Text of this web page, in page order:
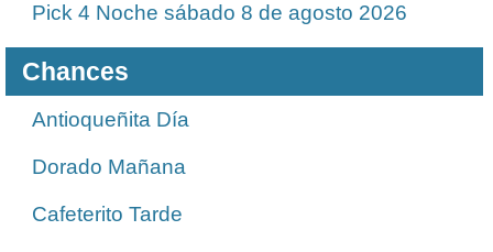
Pick 4 Noche sábado 8 de agosto 2026
Chances
Antioqueñita Día
Dorado Mañana
Cafeterito Tarde